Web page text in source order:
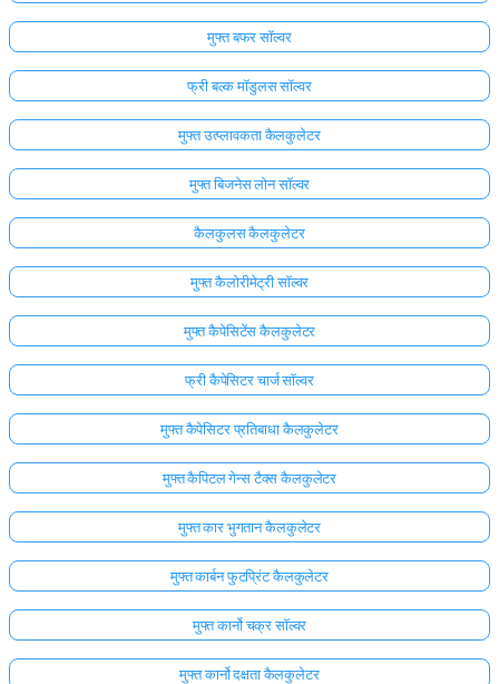
मुफ्त बफर सॉल्वर
फ्री बल्क मॉडुलस सॉल्वर
मुफ्त उत्प्लावकता कैलकुलेटर
मुफ्त बिजनेस लोन सॉल्वर
कैलकुलस कैलकुलेटर
मुफ्त कैलोरीमेट्री सॉल्वर
मुफ्त कैपेसिटेंस कैलकुलेटर
फ्री कैपेसिटर चार्ज सॉल्वर
मुफ्त कैपेसिटर प्रतिबाधा कैलकुलेटर
मुफ्त कैपिटल गेन्स टैक्स कैलकुलेटर
मुफ्त कार भुगतान कैलकुलेटर
मुफ्त कार्बन फुटप्रिंट कैलकुलेटर
मुफ्त कार्नो चक्र सॉल्वर
मुफ्त कार्नो दक्षता कैलकुलेटर